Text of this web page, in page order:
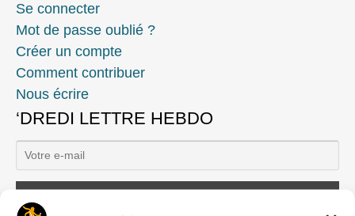
Se connecter
Mot de passe oublié ?
Créer un compte
Comment contribuer
Nous écrire
‘DREDI LETTRE HEBDO